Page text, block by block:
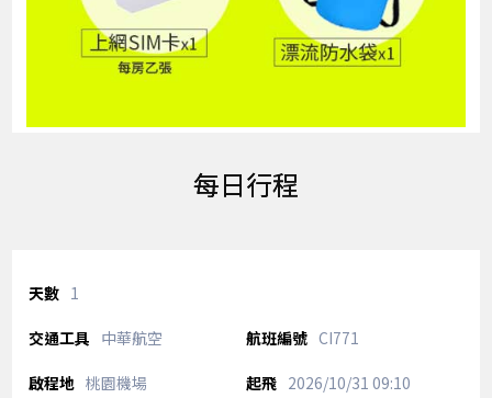
每日行程
1
中華航空 CI771
桃園機場 2026/10/31 09:10